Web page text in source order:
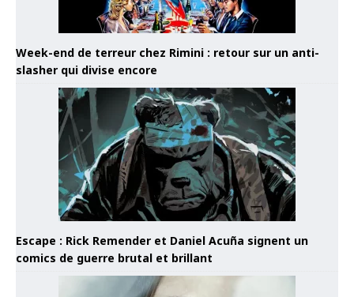
Week-end de terreur chez Rimini : retour sur un anti-
slasher qui divise encore
Escape : Rick Remender et Daniel Acuña signent un
comics de guerre brutal et brillant